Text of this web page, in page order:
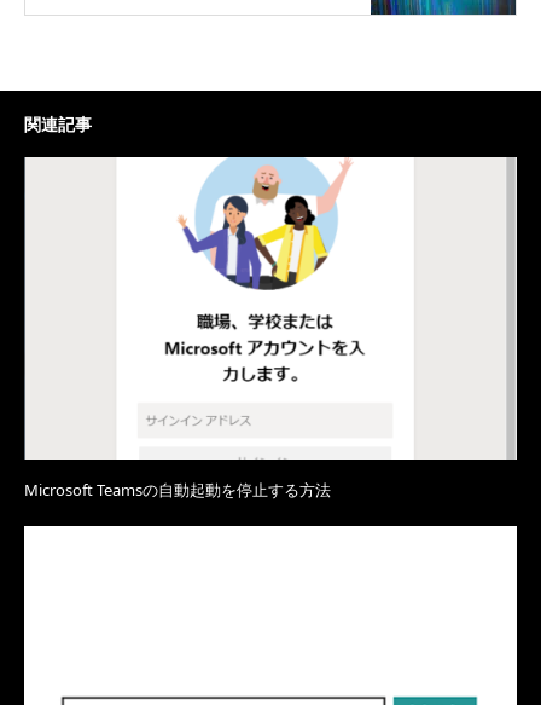
関連記事
Microsoft Teamsの自動起動を停止する方法